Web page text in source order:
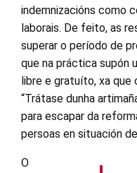
indemnizacións como
laborais. De feito, as
superar o período de
que na práctica supón
libre e gratuíto, xa que
“Trátase dunha
para escapar da
persoas en situación
O